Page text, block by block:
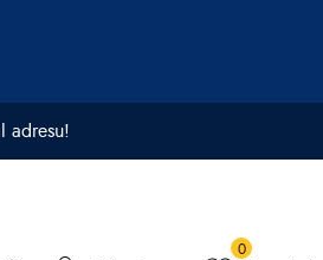
adresu!
0